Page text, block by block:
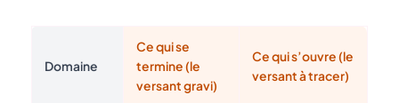
Domaine
Ce qui se
termine (le
versant gravi)
Ce qui s’ouvre (le
versant à tracer)